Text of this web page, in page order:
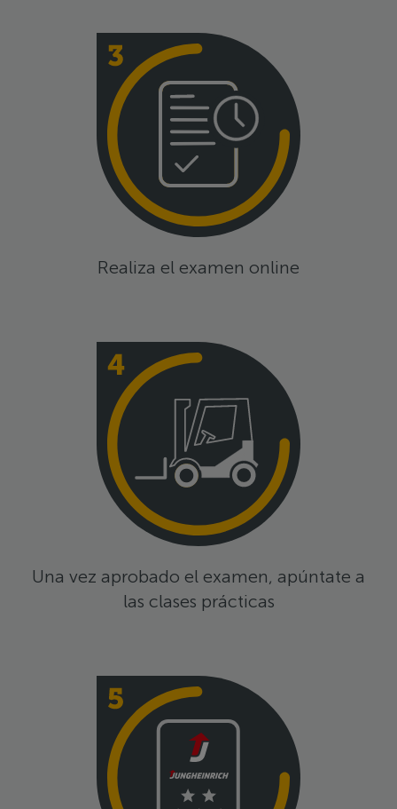
Realiza el examen online
Una vez aprobado el examen, apúntate a
las clases prácticas